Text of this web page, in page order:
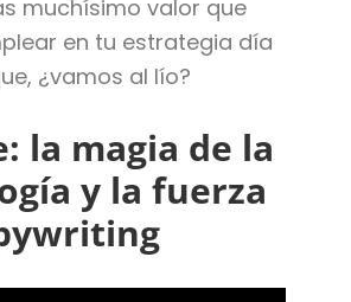
muchísimo valor que
en tu estrategia día
¿vamos al lío?
la magia de la
y la fuerza